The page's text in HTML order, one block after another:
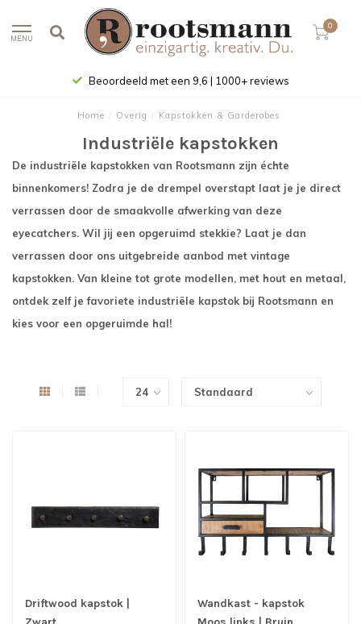
MENU
0
Beoordeeld met een 9,6 | 1000+ reviews
Home / Overig / Kapstokken & Garderobes
Industriële kapstokken
De industriële kapstokken van Rootsmann zijn échte
binnenkomers! Zodra je de drempel overstapt laat je je direct
verrassen door de smaakvolle afwerking van deze
eyecatchers. Wil jij een opgeruimd stekkie? Laat je dan
verrassen door ons uitgebreide aanbod met vintage
kapstokken. Van kleine tot grote modellen, met hout en metaal,
ontdek zelf je favoriete industriële kapstok bij Rootsmann en
kies voor een opgeruimde hal!
Driftwood kapstok |
Wandkast - kapstok